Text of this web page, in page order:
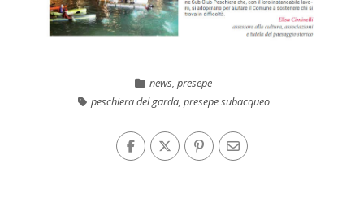
news,presepe
peschiera del garda, presepe subacqueo